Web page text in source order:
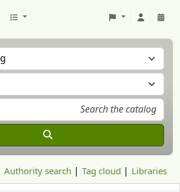
Authority search Tag cloud Libraries